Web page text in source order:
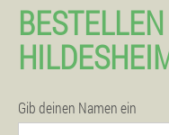
Gib deinen Namen ein